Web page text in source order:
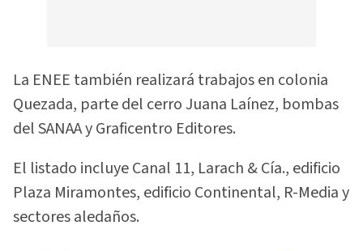
La ENEE también realizará trabajos en colonia
Quezada, parte del cerro Juana Laínez, bombas
del SANAA y Graficentro Editores.
El listado incluye Canal 11, Larach & Cía., edificio
Plaza Miramontes, edificio Continental, R-Media y
sectores aledaños.